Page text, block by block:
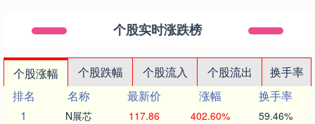
个股实时涨跌榜
个股涨幅 个股跌幅 个股流入 个股流出
换手率
排名
名称 最新价 涨幅
换手率
1
N展芯 117.86 402.60% 59.46%